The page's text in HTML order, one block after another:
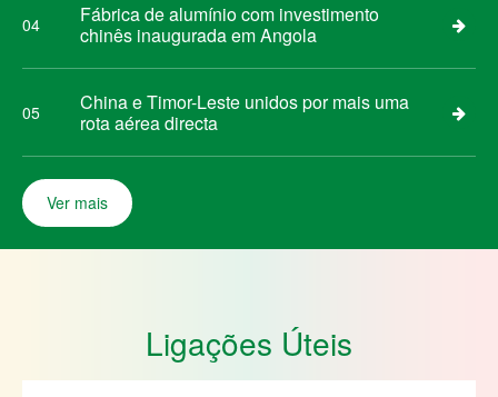
04
Fábrica de alumínio com investimento
chinês inaugurada em Angola
05
China e Timor-Leste unidos por mais uma
rota aérea directa
Ver mais
Ligações Úteis